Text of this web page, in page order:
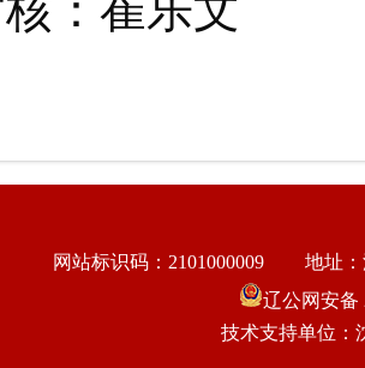
网站标识码：2101000009
地址
辽公网安备
技术支持单位：